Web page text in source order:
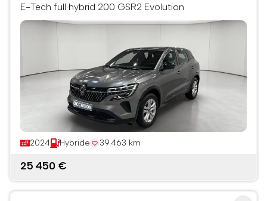
E-Tech full hybrid 200 GSR2 Evolution
2024 Hybride 39 463 km
25 450 €